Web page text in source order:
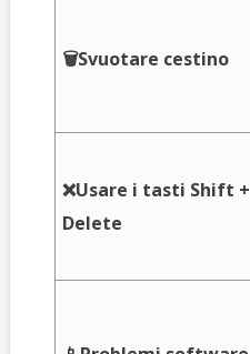
🗑️Svuotare cestino
❌Usare i tasti Shift +
Delete